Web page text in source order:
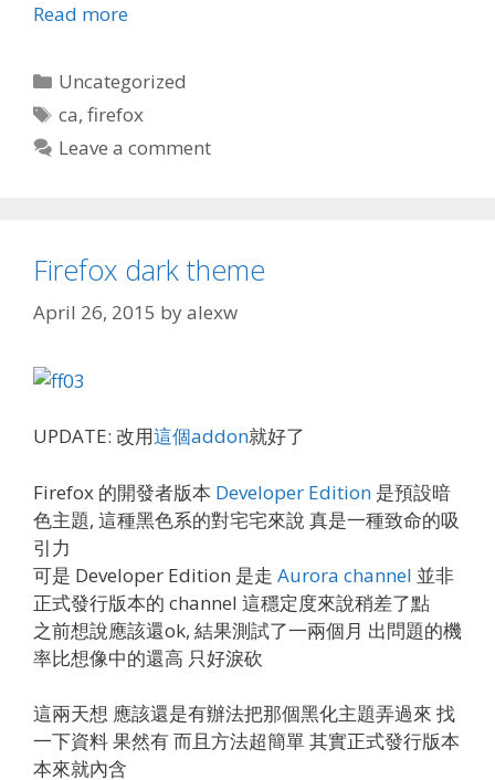
Read more
Categories
Uncategorized
Tags
ca,firefox
Leave a comment
Firefox dark theme
April 26, 2015 byalexw
UPDATE: 改用這個addon就好了
Firefox 的開發者版本 Developer Edition 是預設暗
色主題, 這種黑色系的對宅宅來說 真是一種致命的吸
引力
可是 Developer Edition 是走 Aurora channel 並非
正式發行版本的 channel 這穩定度來說稍差了點
之前想說應該還ok, 結果測試了一兩個月 出問題的機
率比想像中的還高 只好淚砍
這兩天想 應該還是有辦法把那個黑化主題弄過來 找
一下資料 果然有 而且方法超簡單 其實正式發行版本
本來就內含